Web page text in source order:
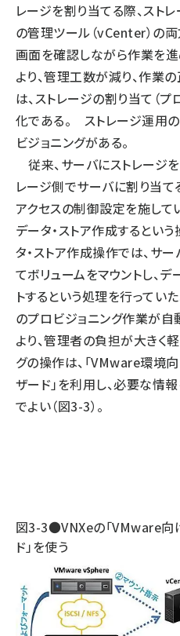
レージを割り当てる際、スト
の管理ツール（vCenter）の
画面を確認しながら作業を進
より、管理工数が減り、作業
は、ストレージの割り当て（
化である。 ストレージ運用
ビジョニングがある。
従来、サーバにストレージ
レージ側でサーバに割り当て
アクセスの制御設定を施して
データ・ストア作成するとい
タ・ストア作成操作では、サ
てボリュームをマウントし、デ
トするという処理を行ってい
のプロビジョニング作業が
より、管理者の負担が大きく
グの操作は、「VMware環境
ザード」を利用し、必要な情
でよい（図3-3）。
図3-3●VNXeの「VMware向
ド」を使う